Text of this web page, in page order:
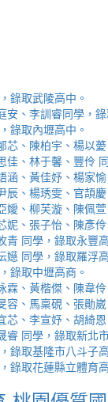
錄取武陵高中。
安、李訓睿同學，
錄取內壢高中。
、陳柏宇、楊以
、林于馨、豐伶
、黃佳妤、楊家
、楊琇雯、官頡
、柳芙漩、陳佩
、張子怡、陳彥
青 同學，錄取永豐
嬨 同學，錄取羅浮
錄取中壢高商。
、黃楷傑、陳韋
、馬稟硯、張勛
、李宣妤、胡綺
睿 同學，錄取新北
錄取基隆市八斗子
錄取花蓮縣立體育